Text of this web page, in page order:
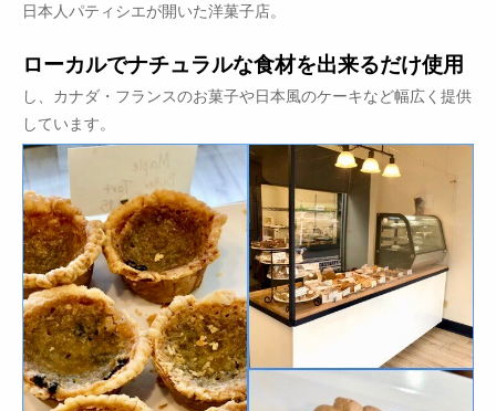
日本人パティシエが開いた洋菓子店。
ローカルでナチュラルな食材を出来るだけ使用
し、カナダ・フランスのお菓子や日本風のケーキなど幅広く提供
しています。